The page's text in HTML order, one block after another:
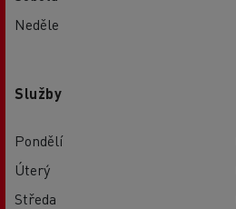
Neděle
Služby
Pondělí
Úterý
Středa